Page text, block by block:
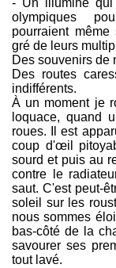
- Un illuminé qui
olympiques
pourraient
gré de leurs
Des souvenirs de
Des routes
indifférents.
À un moment je
loquace, quand
roues. Il est
coup d'œil
sourd et puis au
contre le
saut. C'est peut-
soleil sur les
nous sommes
bas-côté de la
savourer ses
tout lavé.